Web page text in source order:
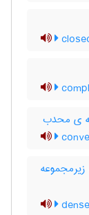
ی محدب